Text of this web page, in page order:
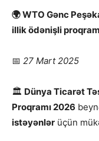
🌍 WTO Gənc
illik ödənişli proqram
📅 27 Mart 2025
🏛 Dünya Ticarət
Proqramı 2026
istəyənlər üçün